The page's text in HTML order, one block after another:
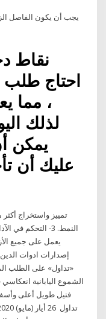
احتاج طلب
، مما
يمكن
عليك أن
يعمل على جميع
إصدارات ادوات
«تداول» على الطلب
الشموع اليابانية
فتيل طويل أعلى